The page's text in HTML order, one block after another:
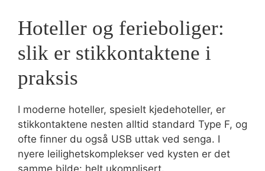
Hoteller og ferieboliger:
slik er stikkontaktene i
praksis
I moderne hoteller, spesielt kjedehoteller, er
stikkontaktene nesten alltid standard Type F, og
ofte finner du også USB uttak ved senga. I
nyere leilighetskomplekser ved kysten er det
samme bilde: helt ukomplisert.